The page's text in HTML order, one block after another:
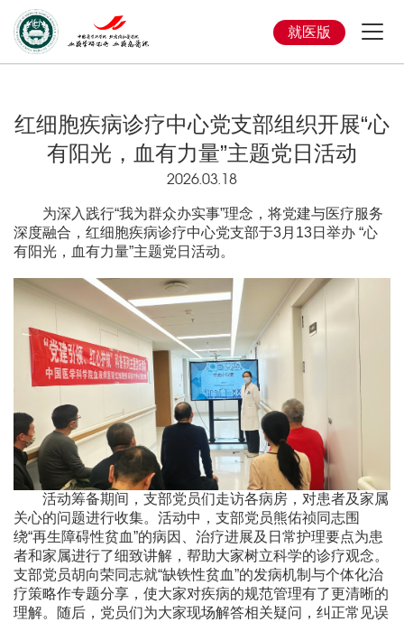
就医版
红细胞疾病诊疗中心党支部组织开展“心
有阳光，血有力量”主题党日活动
2026.03.18
为深入践行“我为群众办实事”理念，将党建与医疗服务
深度融合，红细胞疾病诊疗中心党支部于3月13日举办 “心
有阳光，血有力量”主题党日活动。
活动筹备期间，支部党员们走访各病房，对患者及家属
关心的问题进行收集。活动中，支部党员熊佑祯同志围
绕“再生障碍性贫血”的病因、治疗进展及日常护理要点为患
者和家属进行了细致讲解，帮助大家树立科学的诊疗观念。
支部党员胡向荣同志就“缺铁性贫血”的发病机制与个体化治
疗策略作专题分享，使大家对疾病的规范管理有了更清晰的
理解。随后，党员们为大家现场解答相关疑问，纠正常见误